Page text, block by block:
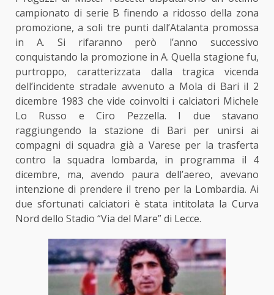
campionato di serie B finendo a ridosso della zona
promozione, a soli tre punti dall’Atalanta promossa
in A. Si rifaranno però l’anno successivo
conquistando la promozione in A. Quella stagione fu,
purtroppo, caratterizzata dalla tragica vicenda
dell’incidente stradale avvenuto a Mola di Bari il 2
dicembre 1983 che vide coinvolti i calciatori Michele
Lo Russo e Ciro Pezzella. I due stavano
raggiungendo la stazione di Bari per unirsi ai
compagni di squadra già a Varese per la trasferta
contro la squadra lombarda, in programma il 4
dicembre, ma, avendo paura dell’aereo, avevano
intenzione di prendere il treno per la Lombardia. Ai
due sfortunati calciatori è stata intitolata la Curva
Nord dello Stadio “Via del Mare” di Lecce.